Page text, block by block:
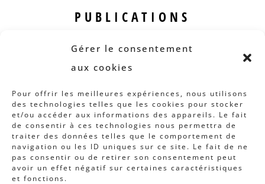
Gérer le consentement
aux cookies
Pour offrir les meilleures expériences, nous utilisons
des technologies telles que les cookies pour stocker
et/ou accéder aux informations des appareils. Le fait
de consentir à ces technologies nous permettra de
traiter des données telles que le comportement de
navigation ou les ID uniques sur ce site. Le fait de ne
pas consentir ou de retirer son consentement peut
avoir un effet négatif sur certaines caractéristiques
et fonctions.
PUBLICATIONS
Revue B.I.S.
Rapports et analyses
Articles
AUTRES INFOS
Actions
Concertation
Archives